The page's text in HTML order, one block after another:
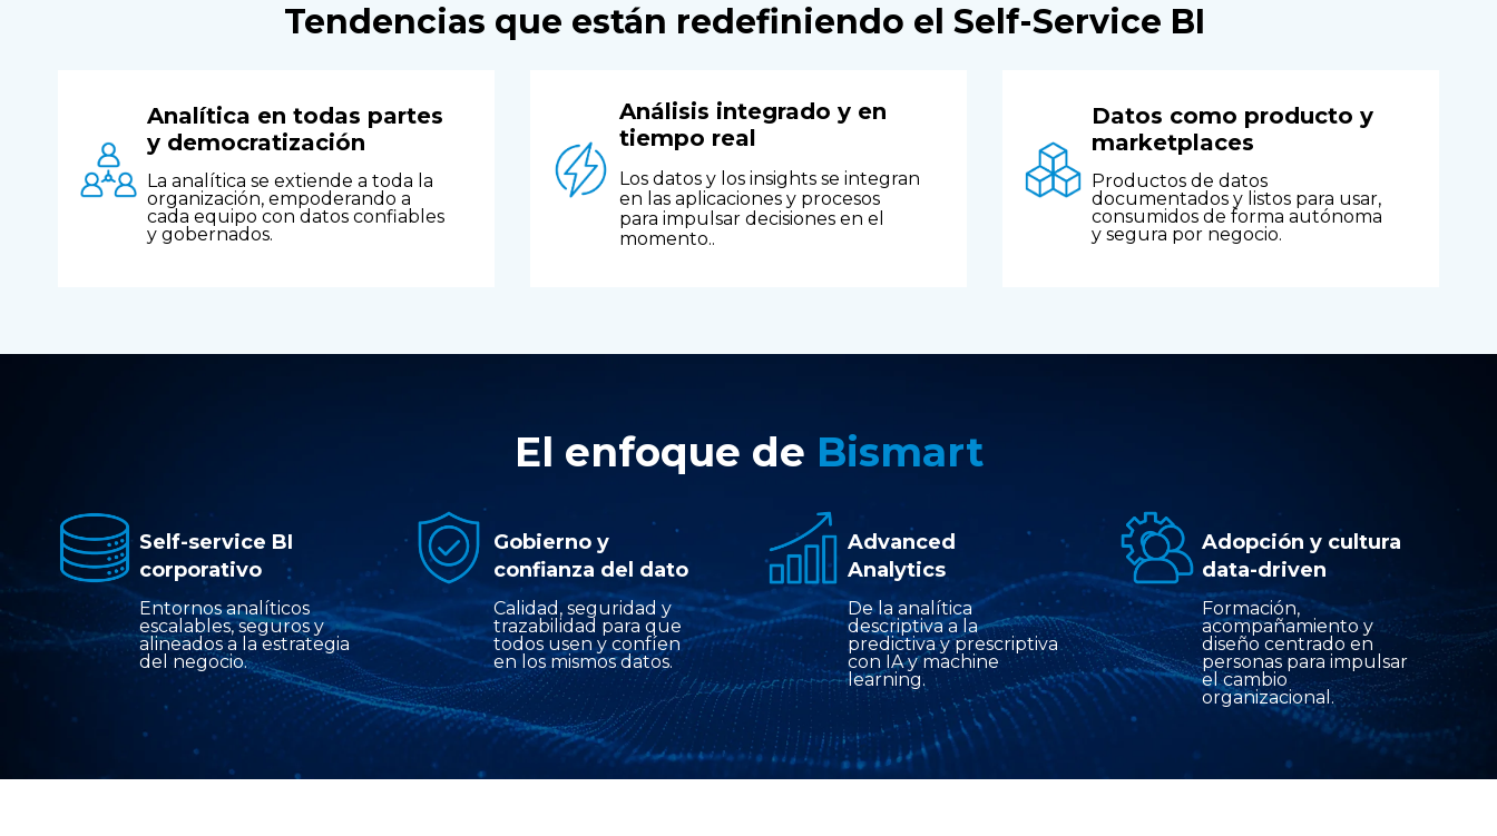
Tendencias que están redefiniendo el Self-Service BI
Analítica en todas partes
y democratización
La analítica se extiende a toda la
organización, empoderando a
cada equipo con datos confiables
y gobernados.
Análisis integrado y en
tiempo real
Los datos y los insights se integran
en las aplicaciones y procesos
para impulsar decisiones en el
momento..
Datos como producto y
marketplaces
Productos de datos
documentados y listos para usar,
consumidos de forma autónoma
y segura por negocio.
El enfoque de Bismart
Self-service BI
corporativo
Entornos analíticos
escalables, seguros y
alineados a la estrategia
del negocio.
Gobierno y
confianza del dato
Calidad, seguridad y
trazabilidad para que
todos usen y confíen
en los mismos datos.
Advanced
Analytics
De la analítica
descriptiva a la
predictiva y prescriptiva
con IA y machine
learning.
Adopción y cultura
data-driven
Formación,
acompañamiento y
diseño centrado en
personas para impulsar
el cambio
organizacional.